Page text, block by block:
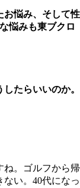
お悩み、そして性
悩みも東ブクロ
たらいいのか。
ね。ゴルフから帰
い。40代になっ